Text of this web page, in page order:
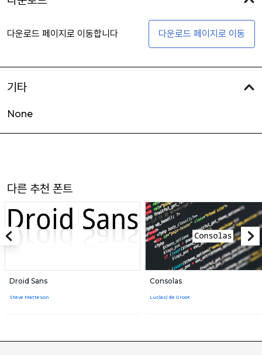
다운로드 페이지로 이동합니다 다운로드 페이지로 이동
기타
None
다른 추천 폰트
Droid Sans
Steve Matteson
Consolas
Luc(as) de Groot